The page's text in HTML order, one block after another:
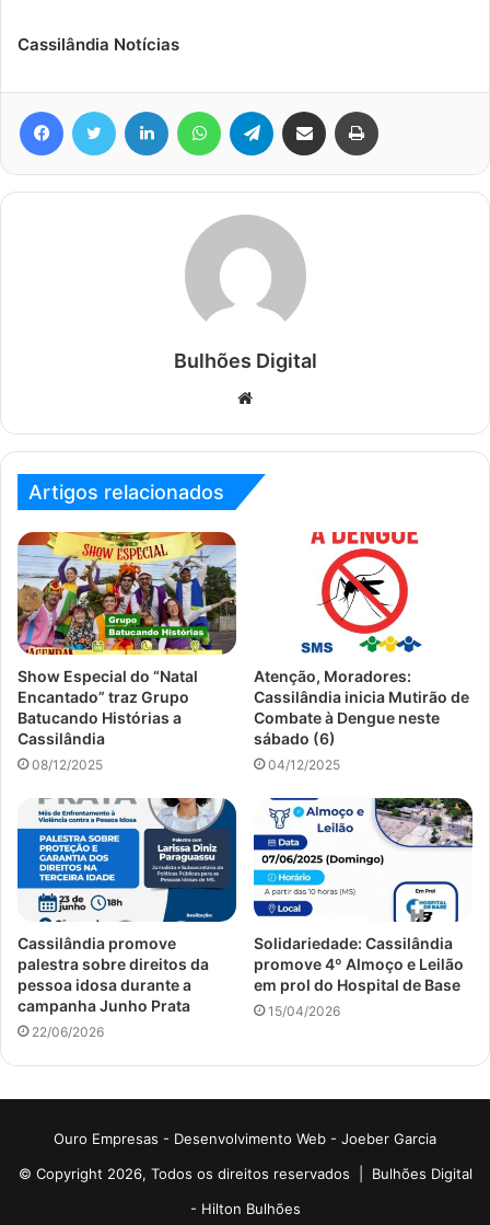
Cassilândia Notícias
FacebookTwitter Linkedin WhatsAppTelegram Compartilhar via e-mail
Bulhões Digital
Website
Artigos relacionados
Show Especial do “Natal
Encantado” traz Grupo
Batucando Histórias a
Cassilândia
08/12/2025
Atenção, Moradores:
Cassilândia inicia Mutirão de
Combate à Dengue neste
sábado (6)
04/12/2025
Cassilândia promove
palestra sobre direitos da
pessoa idosa durante a
campanha Junho Prata
22/06/2026
Solidariedade: Cassilândia
promove 4º Almoço e Leilão
em prol do Hospital de Base
15/04/2026
Ouro Empresas - Desenvolvimento Web - Joeber Garcia
© Copyright 2026, Todos os direitos reservados | Bulhões Digital
- Hilton Bulhões